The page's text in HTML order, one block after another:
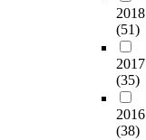
2018
(51)
2017
(35)
2016
(38)